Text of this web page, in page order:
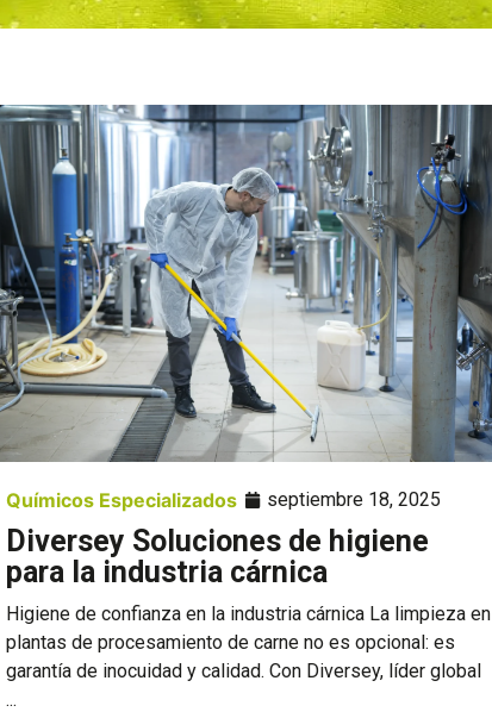
Químicos Especializados septiembre 18, 2025
Diversey Soluciones de higiene
para la industria cárnica
Higiene de confianza en la industria cárnica La limpieza en
plantas de procesamiento de carne no es opcional: es
garantía de inocuidad y calidad. Con Diversey, líder global
...